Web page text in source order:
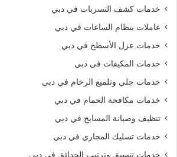
خدمات كشف التسربات في دبي
عاملات بنظام الساعات في دبي
خدمات عزل الأسطح في دبي
خدمات المكيفات في دبي
خدمات جلي وتلميع الرخام في دبي
خدمات مكافحة الحمام في دبي
تنظيف وصيانة المسابح في دبي
خدمات تسليك المجاري في دبي
خدمات تنسيق وترتيب الحدائق في دبي